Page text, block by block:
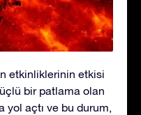
etkinliklerinin etkisi
bir patlama olan
yol açtı ve bu durum,